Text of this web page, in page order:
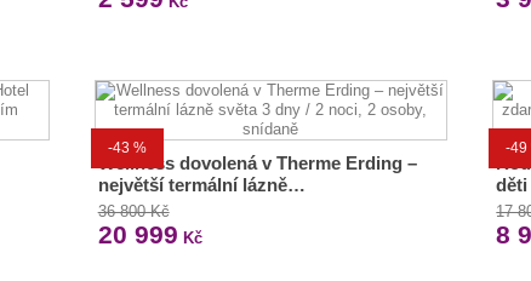
-43 %
Wellness dovolená v Therme Erding –
největší termální lázně…
36 800 Kč
20 999 Kč
-49
děti
17
8